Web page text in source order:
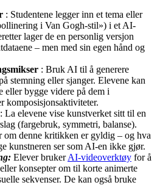
: Studentene legger inn et tema eller
i Van Gogh-stil») i et AI-
lager de en personlig versjon
– men med sin egen hånd og
: Bruk AI til å generere
stemning eller sjanger. Elevene kan
eller bygge videre på dem i
komposisjonsaktiviteter.
: La elevene vise kunstverket sitt til en
(fargebruk, symmetri, balanse).
om denne kritikken er gyldig – og hva
kunstneren ser som AI-en ikke gjør.
Elever brukerAI-videoverktøy for å
konsepter om til korte animerte
sekvenser. De kan også bruke